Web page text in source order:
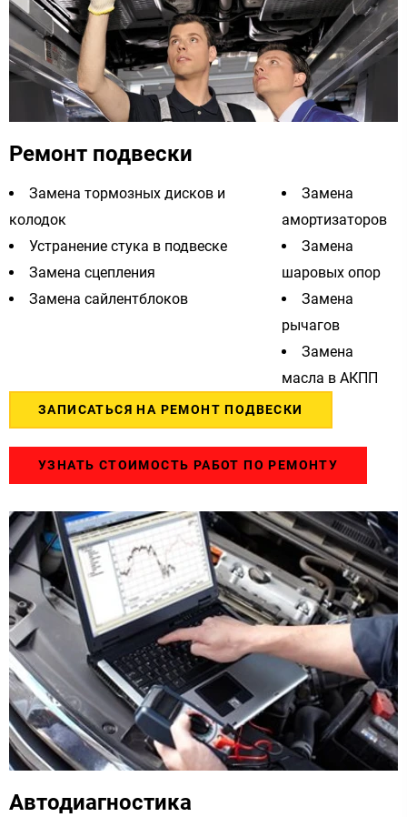
Ремонт подвески
Замена тормозных дисков и
колодок
Устранение стука в подвеске
Замена сцепления
Замена сайлентблоков
Замена
амортизаторов
Замена
шаровых опор
Замена
рычагов
Замена
масла в АКПП
ЗАПИСАТЬСЯ НА РЕМОНТ ПОДВЕСКИ
УЗНАТЬ СТОИМОСТЬ РАБОТ ПО РЕМОНТУ
Автодиагностика